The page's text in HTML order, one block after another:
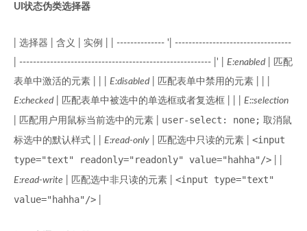
UI状态伪类选择器
| 选择器 | 含义 | 实例 | | -------------- '| ----------------------------------
| -------------------------------------------------------- |' | E:enabled | 匹配
表单中激活的元素 | | | E:disabled | 匹配表单中禁用的元素 | | |
E:checked | 匹配表单中被选中的单选框或者复选框 | | | E::selection
| 匹配用户用鼠标当前选中的元素 | user-select: none; 取消鼠
标选中的默认样式 | | E:read-only | 匹配选中只读的元素 | <input
type="text" readonly="readonly" value="hahha"/>
E:read-write | 匹配选中非只读的元素 | <input type="text"
value="hahha"/>